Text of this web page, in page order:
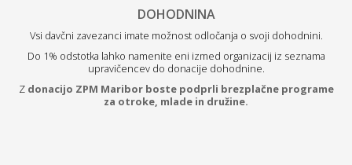
DOHODNINA
Vsi davčni zavezanci imate možnost odločanja o svoji dohodnini.
Do 1% odstotka lahko namenite eni izmed organizacij iz seznama
upravičencev do donacije dohodnine.
Z donacijo ZPM Maribor boste podprli brezplačne programe
za otroke, mlade in družine.